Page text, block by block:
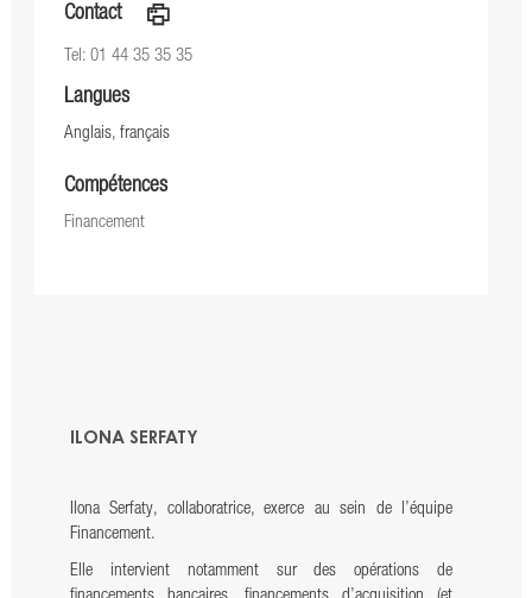
Contact a
Tel: 01 44 35 35 35
Langues
Anglais, français
Compétences
Financement
ILONA SERFATY
Ilona Serfaty, collaboratrice, exerce au sein de l’équipe
Financement.
Elle intervient notamment sur des opérations de